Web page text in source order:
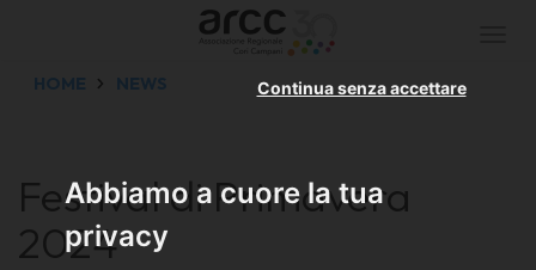
Abbiamo a cuore la tua
privacy
Continua senza accettare
HOME NEWS
Festival di Primavera
2024